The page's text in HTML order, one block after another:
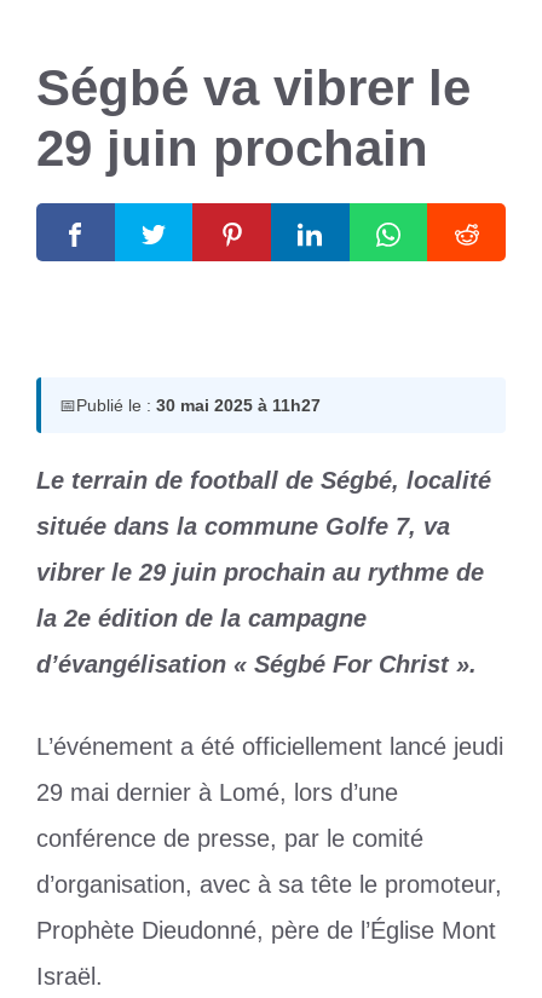
Ségbé va vibrer le
29 juin prochain
📅Publié le : 30 mai 2025 à 11h27
Le terrain de football de Ségbé, localité
située dans la commune Golfe 7, va
vibrer le 29 juin prochain au rythme de
la 2e édition de la campagne
d’évangélisation « Ségbé For Christ ».
L’événement a été officiellement lancé jeudi
29 mai dernier à Lomé, lors d’une
conférence de presse, par le comité
d’organisation, avec à sa tête le promoteur,
Prophète Dieudonné, père de l’Église Mont
Israël.